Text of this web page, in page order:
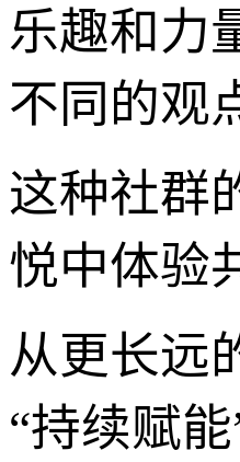
乐趣和力
不同的观
这种社群
悦中体验
从更长远
“持续赋